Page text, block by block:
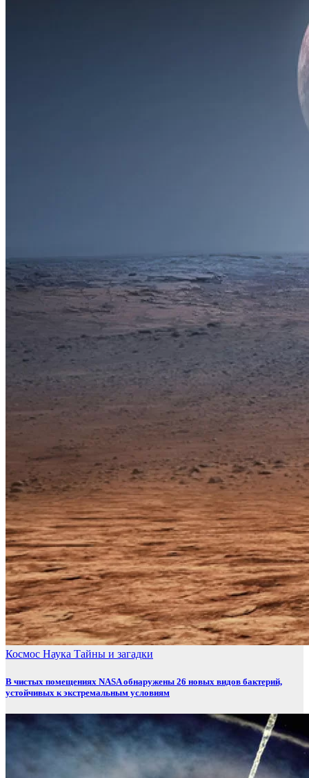
Космос Наука Тайны и загадки
В чистых помещениях NASA обнаружены 26 новых видов бактерий,
устойчивых к экстремальным условиям